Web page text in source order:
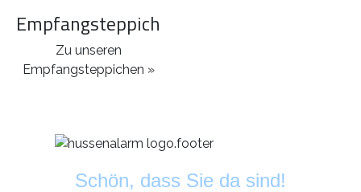
Empfangsteppich
Zu unseren
Empfangsteppichen »
Schön, dass Sie da sind!